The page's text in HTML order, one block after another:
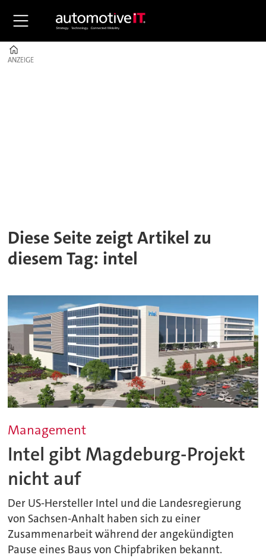
ANZEIGE
ANZEIGE
Diese Seite zeigt Artikel zu
diesem Tag: intel
Management
Intel gibt Magdeburg-Projekt
nicht auf
Der US-Hersteller Intel und die Landesregierung
von Sachsen-Anhalt haben sich zu einer
Zusammenarbeit während der angekündigten
Pause eines Baus von Chipfabriken bekannt.